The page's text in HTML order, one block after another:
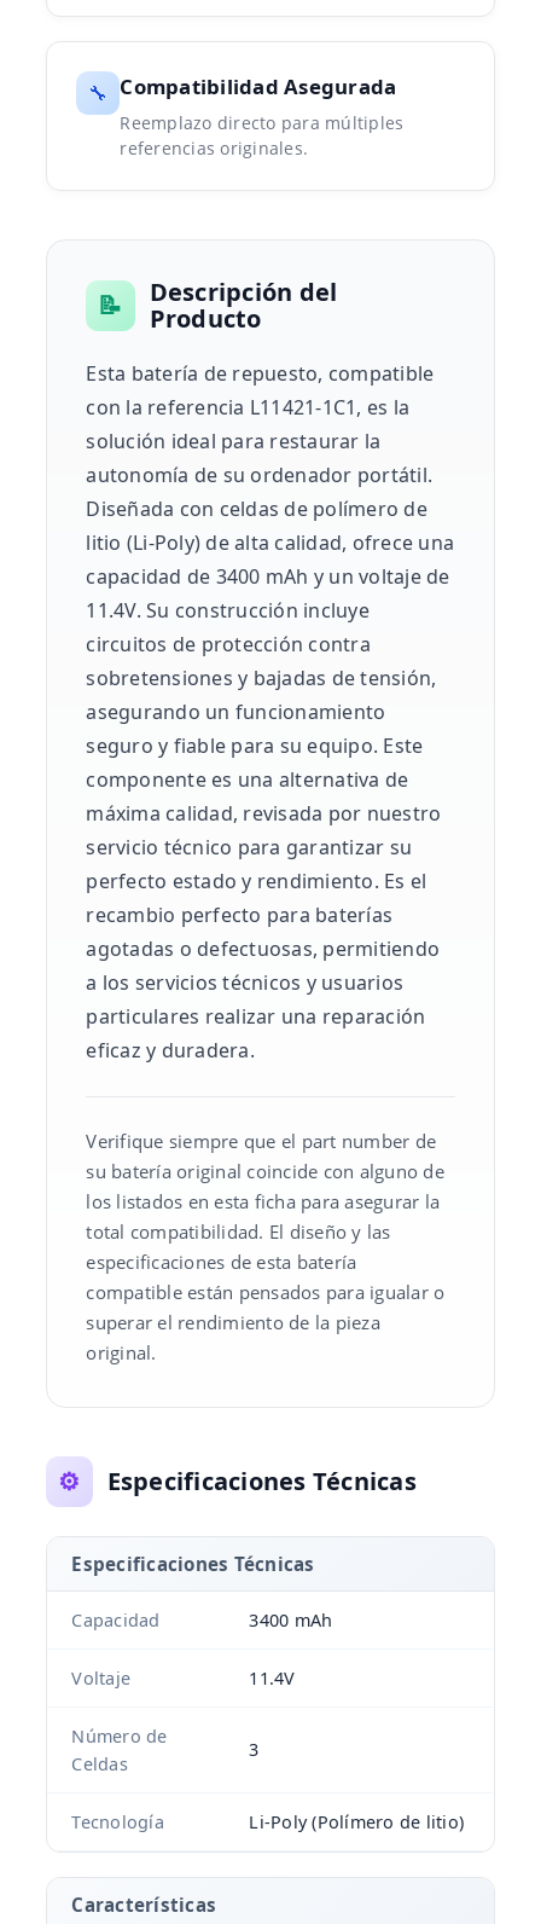
🔧 Compatibilidad Asegurada
Reemplazo directo para múltiples
referencias originales.
📝
Descripción del
Producto
Esta batería de repuesto, compatible
con la referencia L11421-1C1, es la
solución ideal para restaurar la
autonomía de su ordenador portátil.
Diseñada con celdas de polímero de
litio (Li-Poly) de alta calidad, ofrece una
capacidad de 3400 mAh y un voltaje de
11.4V. Su construcción incluye
circuitos de protección contra
sobretensiones y bajadas de tensión,
asegurando un funcionamiento
seguro y fiable para su equipo. Este
componente es una alternativa de
máxima calidad, revisada por nuestro
servicio técnico para garantizar su
perfecto estado y rendimiento. Es el
recambio perfecto para baterías
agotadas o defectuosas, permitiendo
a los servicios técnicos y usuarios
particulares realizar una reparación
eficaz y duradera.
Verifique siempre que el part number de
su batería original coincide con alguno de
los listados en esta ficha para asegurar la
total compatibilidad. El diseño y las
especificaciones de esta batería
compatible están pensados para igualar o
superar el rendimiento de la pieza
original.
⚙️ Especificaciones Técnicas
Especificaciones Técnicas
Capacidad 3400 mAh
Voltaje 11.4V
Número de
Celdas
3
Tecnología Li-Poly (Polímero de litio)
Características